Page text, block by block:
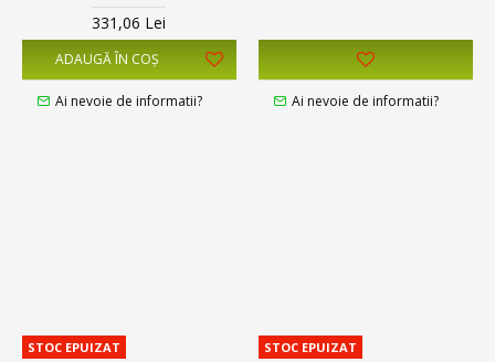
331,06 Lei
ADAUGĂ ÎN COŞ
Ai nevoie de informatii? Ai nevoie de informatii?
STOC EPUIZAT STOC EPUIZAT